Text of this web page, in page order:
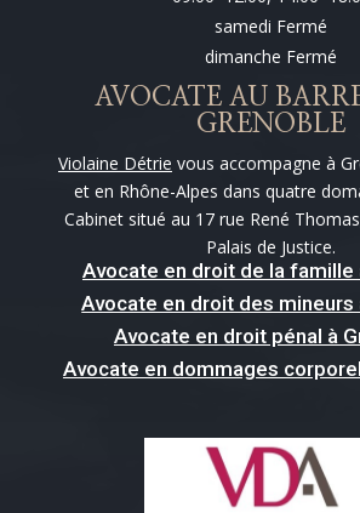
samedi Fermé
dimanche Fermé
AVOCATE AU
GRENOBLE
Violaine Détrie vous accompagne à
et en Rhône-Alpes dans quatre
Cabinet situé au 17 rue René
Palais de Justice.
Avocate en droit de la famille
Avocate en droit des mineurs
Avocate en droit pénal à
Avocate en dommages